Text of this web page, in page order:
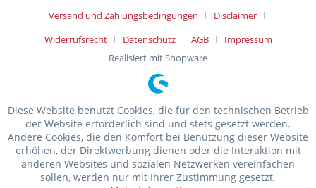
Versand und Zahlungsbedingungen
Disclaimer
Widerrufsrecht
Datenschutz AGB
Impressum
Realisiert mit Shopware
Diese Website benutzt Cookies, die für den technischen Betrieb
der Website erforderlich sind und stets gesetzt werden.
Andere Cookies, die den Komfort bei Benutzung dieser Website
erhöhen, der Direktwerbung dienen oder die Interaktion mit
anderen Websites und sozialen Netzwerken vereinfachen
sollen, werden nur mit Ihrer Zustimmung gesetzt.